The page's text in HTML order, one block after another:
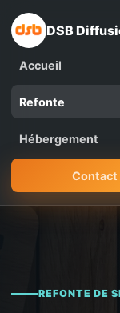
DSB
Accueil
Refonte
Hébergement
Contact
REFONTE DE